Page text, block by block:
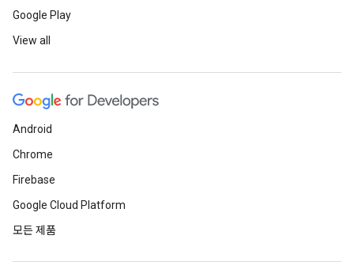
Google Play
View all
Android
Chrome
Firebase
Google Cloud Platform
모든 제품